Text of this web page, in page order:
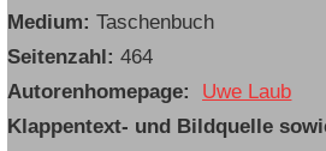
Medium:Taschenbuch
Seitenzahl:464
Autorenhomepage: Uwe Laub
Klappentext- und Bildquelle